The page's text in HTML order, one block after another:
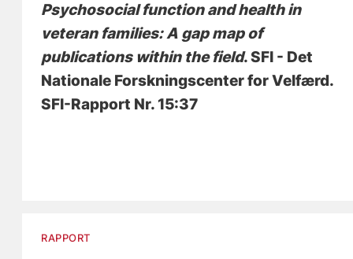
Psychosocial function and health in
veteran families: A gap map of
publications within the field. SFI - Det
Nationale Forskningscenter for Velfærd.
SFI-Rapport Nr. 15:37
RAPPORT